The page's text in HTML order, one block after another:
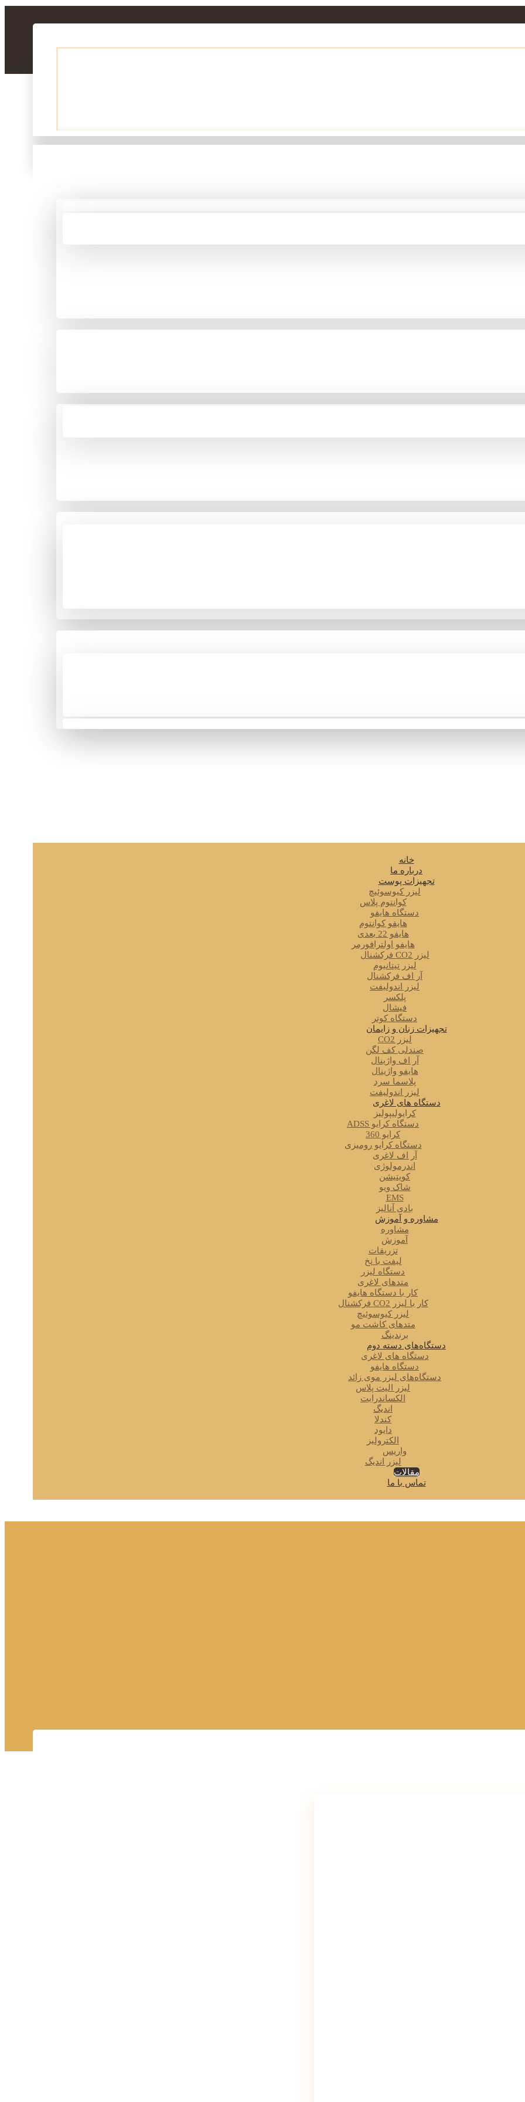
خانه
درباره ما
تجهیزات پوست
لیزر کیوسوئیچ
کوانتوم پلاس
دستگاه هایفو
هایفو کوانتوم
هایفو 22 بعدی
هایفو اولترافورمر
لیزر CO2 فرکشنال
لیزر تیتانیوم
آر اف فرکشنال
لیزر اندولیفت
پلکسر
فیشال
دستگاه کوتر
تجهیزات زنان و زایمان
لیزر CO2
صندلی کف لگن
آر اف واژینال
هایفو واژینال
پلاسما سرد
لیزر اندولیفت
دستگاه های لاغری
کرایولیپولیز
دستگاه کرایو ADSS
کرایو 360
دستگاه کرایو رومیزی
آر اف لاغری
اندرمولوژی
کویتیشن
شاک ویو
EMS
بادی آنالیز
مشاوره و آموزش
مشاوره
آموزش
تزریقات
لیفت با نخ
دستگاه لیزر
متدهای لاغری
کار با دستگاه هایفو
کار با لیزر CO2 فرکشنال
لیزر کیوسوئیچ
متدهای کاشت مو
برندینگ
دستگاه‌های دسته دوم
دستگاه های لاغری
دستگاه هایفو
دستگاه‌های لیزر موی زائد
لیزر الیت پلاس
الکساندرایت
اندیگ
کندلا
دایود
الکترولیز
واریس
لیزر اندیگ
مقالات
تماس با ما